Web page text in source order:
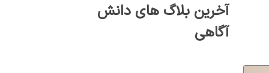
آخرین بلاگ های دانش
آگاهی